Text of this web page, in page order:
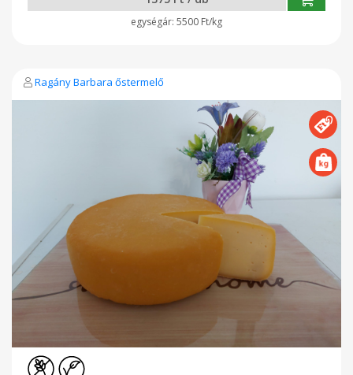
5500 Ft/kg
Ragány Barbara őstermelő